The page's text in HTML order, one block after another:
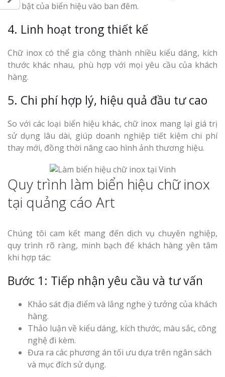
nổi bật của biển hiệu vào ban đêm.
4. Linh hoạt trong thiết kế
Chữ inox có thể gia công thành nhiều kiểu dáng, kích
thước khác nhau, phù hợp với mọi yêu cầu của khách
hàng.
5. Chi phí hợp lý, hiệu quả đầu tư cao
So với các loại biển hiệu khác, chữ inox mang lại giá trị
sử dụng lâu dài, giúp doanh nghiệp tiết kiệm chi phí
thay mới, đồng thời nâng cao hình ảnh thương hiệu.
Quy trình làm biển hiệu chữ inox
tại quảng cáo Art
Chúng tôi cam kết mang đến dịch vụ chuyên nghiệp,
quy trình rõ ràng, minh bạch để khách hàng yên tâm
khi hợp tác:
Bước 1: Tiếp nhận yêu cầu và tư vấn
Khảo sát địa điểm và lắng nghe ý tưởng của khách
hàng.
Thảo luận về kiểu dáng, kích thước, màu sắc, công
nghệ đi kèm.
Đưa ra các phương án tối ưu dựa trên ngân sách
và mục đích sử dụng.